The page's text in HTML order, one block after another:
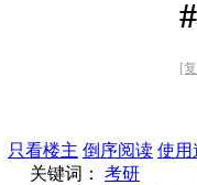
[
只看楼主 倒序阅读 使用
关键词： 考研